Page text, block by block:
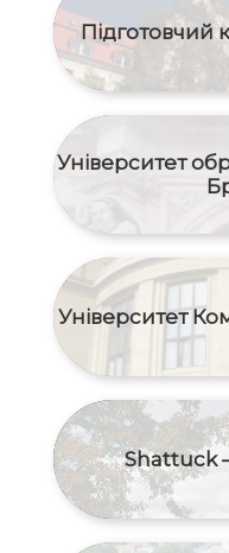
Підготовчий
Університет
Університет
Shattuck